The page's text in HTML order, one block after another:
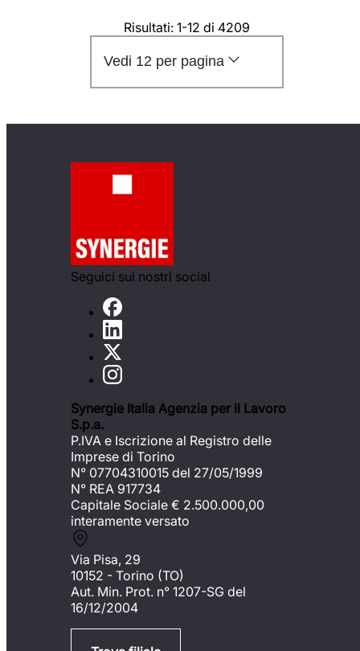
Risultati: 1-12 di 4209
Vedi 12 per pagina
Seguici sui nostri social
Synergie Italia Agenzia per il Lavoro
S.p.a.
P.IVA e Iscrizione al Registro delle
Imprese di Torino
N° 07704310015 del 27/05/1999
N° REA 917734
Capitale Sociale € 2.500.000,00
interamente versato
Via Pisa, 29
10152 - Torino (TO)
Aut. Min. Prot. n° 1207-SG del
16/12/2004